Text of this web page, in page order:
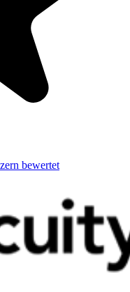
bewertet